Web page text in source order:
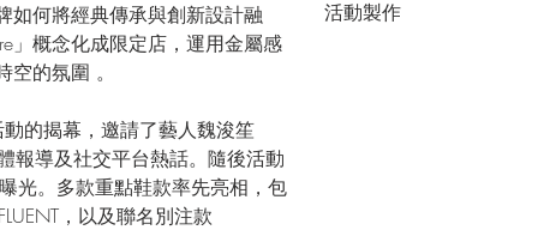
如何將經典傳承與創新設計融
」概念化成限定店，運用金屬感
的氛圍 。
的揭幕，邀請了藝人魏浚笙
報導及社交平台熱話。隨後活動
光。多款重點鞋款率先亮相，包
，以及聯名別注款
活動製作